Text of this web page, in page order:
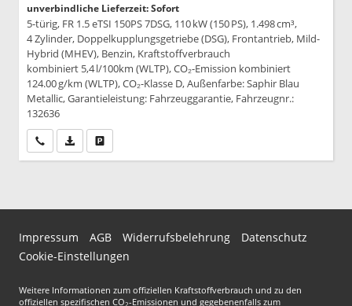
unverbindliche Lieferzeit: Sofort
5-türig, FR 1.5 eTSI 150PS 7DSG, 110 kW (150 PS), 1.498 cm³,
4 Zylinder, Doppelkupplungsgetriebe (DSG), Frontantrieb, Mild-
Hybrid (MHEV), Benzin, Kraftstoffverbrauch
kombiniert 5,4 l/100km (WLTP), CO₂-Emission kombiniert
124.00 g/km (WLTP), CO₂-Klasse D, Außenfarbe: Saphir Blau
Metallic, Garantieleistung: Fahrzeuggarantie, Fahrzeugnr.:
132636
Wir rufen Sie anPDF-Datei, Fahrzeugexposé drucken
Impressum AGB Widerrufsbelehrung
Datenschutz
Cookie-Einstellungen
Weitere Informationen zum offiziellen Kraftstoffverbrauch und zu den
offiziellen spezifischen CO2-Emissionen und gegebenenfalls zum